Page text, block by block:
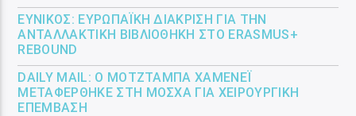
ΕΎΝΙΚΟΣ: ΕΥΡΩΠΑΪΚΉ ΔΙΆΚΡΙΣΗ ΓΙΑ ΤΗΝ
ΑΝΤΑΛΛΑΚΤΙΚΉ ΒΙΒΛΙΟΘΉΚΗ ΣΤΟ ERASMUS+
REBOUND
DAILY MAIL: Ο ΜΟΤΖΤΆΜΠΑ ΧΑΜΕΝΕΪ́
ΜΕΤΑΦΈΡΘΗΚΕ ΣΤΗ ΜΌΣΧΑ ΓΙΑ ΧΕΙΡΟΥΡΓΙΚΉ
ΕΠΈΜΒΑΣΗ